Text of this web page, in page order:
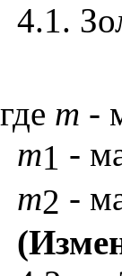
4.1.
где т -
m1 -
m2 -